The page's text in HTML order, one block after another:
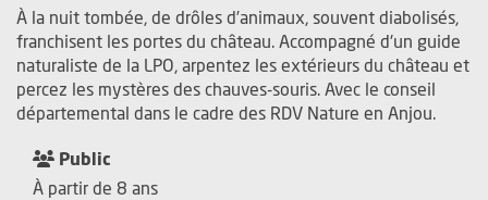
À la nuit tombée, de drôles d’animaux, souvent diabolisés,
franchisent les portes du château. Accompagné d'un guide
naturaliste de la LPO, arpentez les extérieurs du château et
percez les mystères des chauves-souris. Avec le conseil
départemental dans le cadre des RDV Nature en Anjou.
Public
À partir de 8 ans